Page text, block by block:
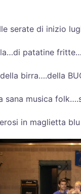
serate di inizio
patatine
birra….della
sana musica
in maglietta